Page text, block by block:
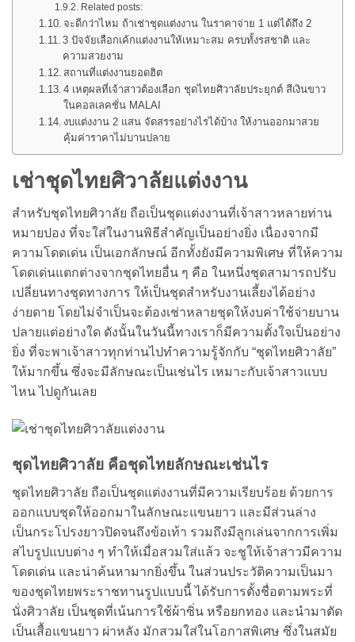
Related posts:
จะดีกว่าไหม ถ้าเช่าชุดแต่งงาน ในราคาจ่าย 1 แต่ได้ถึง 2
3 ปัจจัยเลือกเค้กแต่งงานให้เหมาะสม ครบทั้งรสชาติ และ
ความสวยงาม
สถานที่แต่งงานยอดฮิต
4 เหตุผลที่เจ้าสาวต้องเลือก ชุดไทยศิวาลัยประยุกต์ สีเงินขาว
ในคอลเลคชั่น MALAI
งบแต่งงาน 2 แสน จัดสรรอย่างไรได้บ้าง ให้งานออกมาสวย
คุ้มค่าราคาไม่บานปลาย
เช่าชุดไทยศิวาลัยแต่งงาน
สำหรับชุดไทยศิวาลัย ถือเป็นชุดแต่งงานที่เจ้าสาวหลายท่าน
หมายปอง ที่จะใส่ในงานพิธีสำคัญเป็นอย่างยิ่ง เนื่องจากมี
ความโดดเด่น เป็นเอกลักษณ์ อีกทั้งยังมีความพิเศษ ที่ให้ความ
โดดเด่นแตกต่างจากชุดไทยอื่น ๆ คือ ในหนึ่งชุดสามารถปรับ
เปลี่ยนทางชุดทางการ ให้เป็นชุดสำหรับงานเลี้ยงได้อย่าง
ง่ายดาย โดยไม่จำเป็นจะต้องเช่าหลายชุดให้งบค่าใช้จ่ายบาน
ปลายแต่อย่างใด ดังนั้นในวันนี้ทางเราก็มีความตั้งใจเป็นอย่าง
ยิ่ง ที่จะพาเจ้าสาวทุกท่านไปทำความรู้จักกับ “ชุดไทยศิวาลัย”
ให้มากขึ้น ซึ่งจะมีลักษณะเป็นเช่นไร เหมาะกับเจ้าสาวแบบ
ไหน ไปดูกันเลย
ชุดไทยศิวาลัย คือชุดไทยลักษณะเช่นไร
ชุดไทยศิวาลัย ถือเป็นชุดแต่งงานที่มีความเรียบร้อย ด้วยการ
ออกแบบชุดให้ออกมาในลักษณะแขนยาว และมีส่วนล่าง
เป็นกระโปรงยาวปิดจนถึงข้อเท้า รวมถึงมีลูกเล่นจากการเพิ่ม
สไบรูปแบบต่าง ๆ ทำให้เมื่อสวมใส่แล้ว จะชูให้เจ้าสาวมีความ
โดดเด่น และน่าค้นหามากยิ่งขึ้น ในส่วนประวัติความเป็นมา
ของชุดไทยพระราชทานรูปแบบนี้ ได้รับการตั้งชื่อตามพระที่
นั่งศิวาลัย เป็นชุดที่เน้นการใช้ผ้าซิ่น หรือยกทอง และนำมาตัด
เป็นเสื้อแขนยาว ผ่าหลัง มักสวมใส่ในโอกาสพิเศษ ซึ่งในสมัย